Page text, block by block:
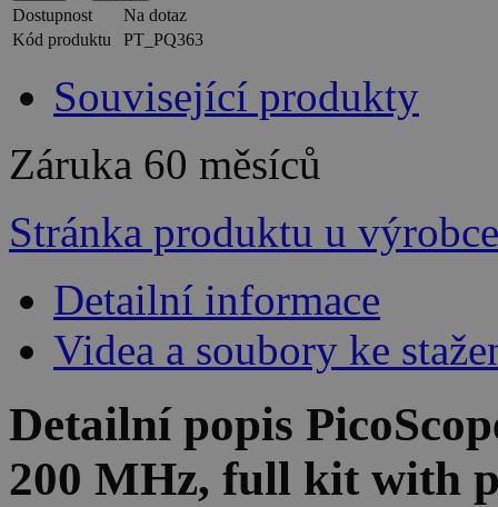
Dostupnost
Na dotaz
Kód produktu
PT_PQ363
Související produkty
Záruka 60 měsíců
Stránka produktu u výrobce
Detailní informace
Videa a soubory ke
Detailní popis
200 MHz, full kit with